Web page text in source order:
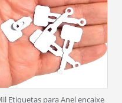
Etiquetas para Anel encaixe